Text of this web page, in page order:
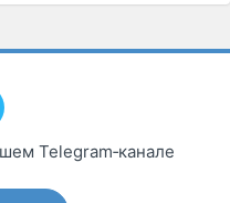
Telegram‑канале